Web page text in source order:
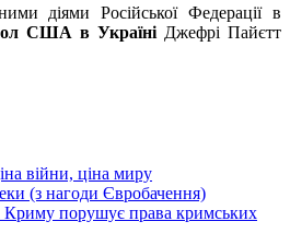
діями Російської Федерації в
США в Україні Джефрі Пайєтт
війни, ціна миру
(з нагоди Євробачення)
Криму порушує права кримських